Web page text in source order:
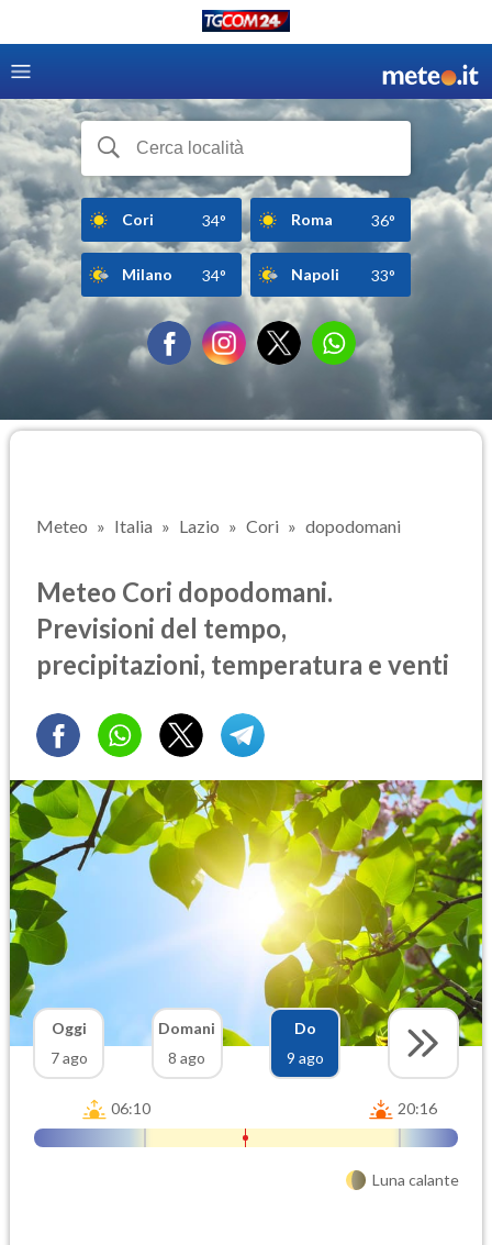
Cori 34° Roma 36°
Milano 34° Napoli 33°
Meteo Italia Lazio Cori dopodomani
Meteo Cori dopodomani.
Previsioni del tempo,
precipitazioni, temperatura e venti
Oggi
7 ago
Domani
8 ago
Do
9 ago
06:10 20:16
Luna calante